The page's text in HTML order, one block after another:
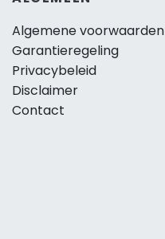
Algemene voorwaarden
Garantieregeling
Privacybeleid
Disclaimer
Contact